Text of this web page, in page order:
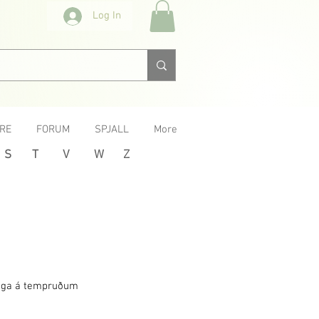
Log In
FORUM SPJALL More
S T V W Z
á tempruðum